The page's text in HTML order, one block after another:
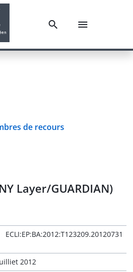
de recours
Layer/GUARDIAN)
ECLI:EP:BA:2012:T123209.20120731
2012